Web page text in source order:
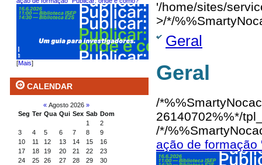
[Mais]
CALENDAR
« Agosto 2026 »
Seg Ter Qua Qui Sex Sab Dom
1
2
3
4 5 6 7 8
9
10
11 12 13 14 15
16
17
18 19 20 21 22
23
24
25 26 27 28 29
30
'/home/sites/
>/*/
Geral
Geral
/
26140702%%*/
/*/
ação de formação